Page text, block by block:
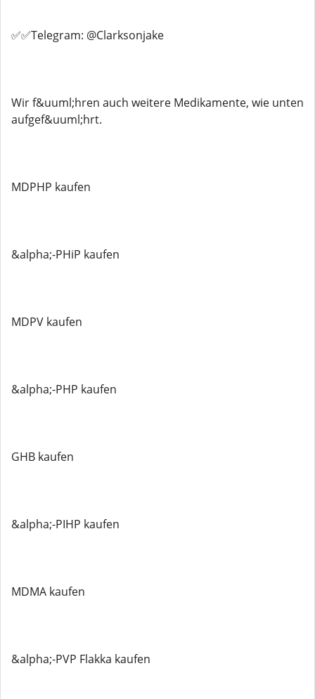
✅✅Telegram: @Clarksonjake
Wir f&uuml;hren auch weitere Medikamente, wie unten
aufgef&uuml;hrt.
MDPHP kaufen
&alpha;-PHiP kaufen
MDPV kaufen
&alpha;-PHP kaufen
GHB kaufen
&alpha;-PIHP kaufen
MDMA kaufen
&alpha;-PVP Flakka kaufen